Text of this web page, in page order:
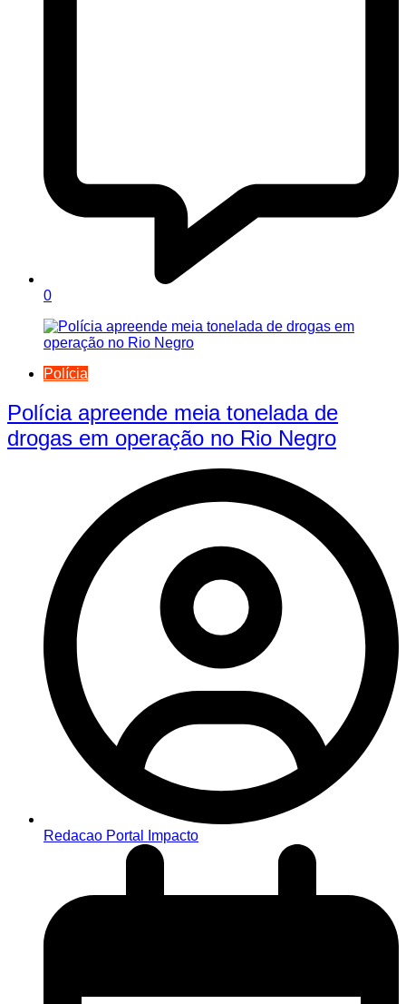
0
Polícia
Polícia apreende meia tonelada de
drogas em operação no Rio Negro
Redacao Portal Impacto